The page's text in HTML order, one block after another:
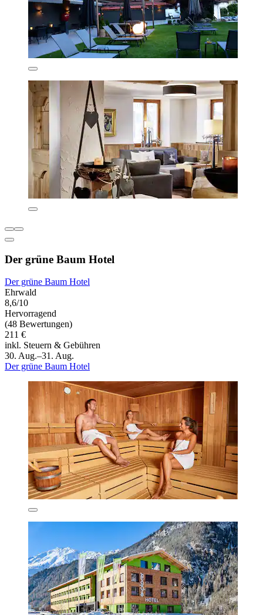
Der grüne Baum Hotel
Der grüne Baum Hotel
Ehrwald
8,6/10
Hervorragend
(48 Bewertungen)
211 €
inkl. Steuern & Gebühren
30. Aug.–31. Aug.
Der grüne Baum Hotel